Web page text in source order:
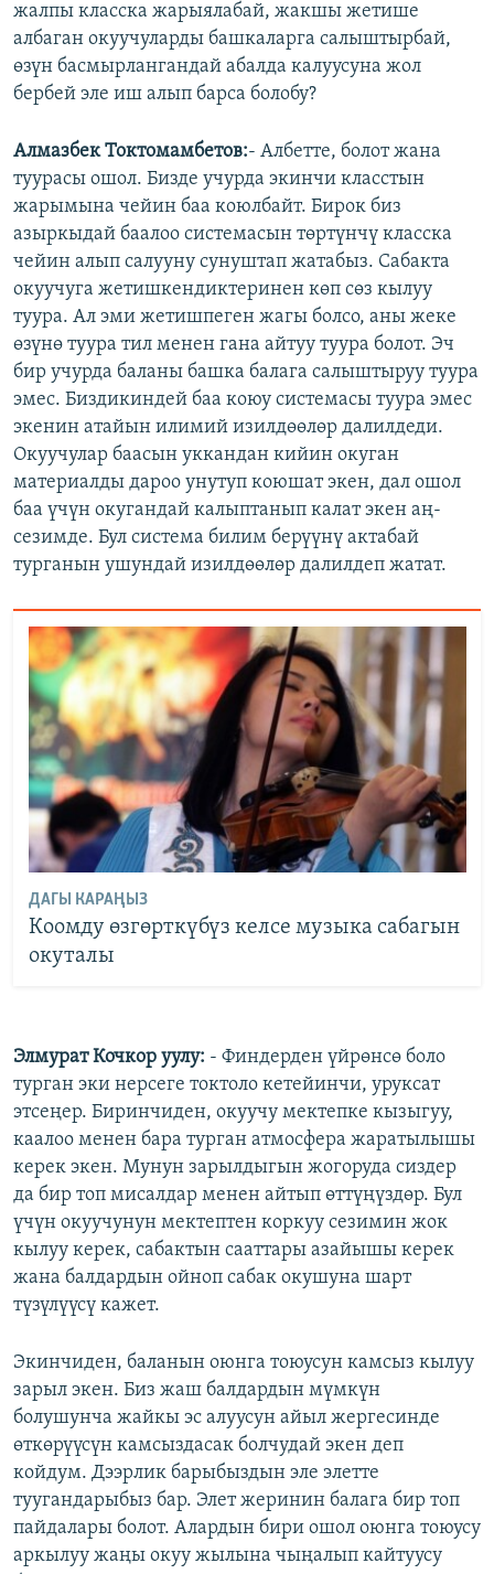
жалпы класска жарыялабай, жакшы жетише
албаган окуучуларды башкаларга салыштырбай,
өзүн басмырлангандай абалда калуусуна жол
бербей эле иш алып барса болобу?
Алмазбек Токтомамбетов:- Албетте, болот жана
туурасы ошол. Бизде учурда экинчи класстын
жарымына чейин баа коюлбайт. Бирок биз
азыркыдай баалоо системасын төртүнчү класска
чейин алып салууну сунуштап жатабыз. Сабакта
окуучуга жетишкендиктеринен көп сөз кылуу
туура. Ал эми жетишпеген жагы болсо, аны жеке
өзүнө туура тил менен гана айтуу туура болот. Эч
бир учурда баланы башка балага салыштыруу туура
эмес. Биздикиндей баа коюу системасы туура эмес
экенин атайын илимий изилдөөлөр далилдеди.
Окуучулар баасын уккандан кийин окуган
материалды дароо унутуп коюшат экен, дал ошол
баа үчүн окугандай калыптанып калат экен аң-
сезимде. Бул система билим берүүнү актабай
турганын ушундай изилдөөлөр далилдеп жатат.
ДАГЫ КАРАҢЫЗ
Коомду өзгөрткүбүз келсе музыка сабагын
окуталы
Элмурат Кочкор уулу: - Финдерден үйрөнсө боло
турган эки нерсеге токтоло кетейинчи, уруксат
этсеңер. Биринчиден, окуучу мектепке кызыгуу,
каалоо менен бара турган атмосфера жаратылышы
керек экен. Мунун зарылдыгын жогоруда сиздер
да бир топ мисалдар менен айтып өттүңүздөр. Бул
үчүн окуучунун мектептен коркуу сезимин жок
кылуу керек, сабактын сааттары азайышы керек
жана балдардын ойноп сабак окушуна шарт
түзүлүүсү кажет.
Экинчиден, баланын оюнга тоюусун камсыз кылуу
зарыл экен. Биз жаш балдардын мүмкүн
болушунча жайкы эс алуусун айыл жергесинде
өткөрүүсүн камсыздасак болчудай экен деп
койдум. Дээрлик барыбыздын эле элетте
туугандарыбыз бар. Элет жеринин балага бир топ
пайдалары болот. Алардын бири ошол оюнга тоюусу
аркылуу жаңы окуу жылына чыңалып кайтуусу